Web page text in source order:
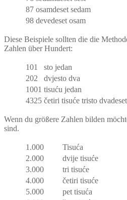
87 osamdeset sedam
98 devedeset osam
Diese Beispiele sollten die die
Zahlen über Hundert:
101
sto jedan
202
dvjesto dva
1001 tisuću jedan
4325 četiri tisuće tristo
Wenn du größere Zahlen bilden
sind.
1.000
Tisuća
2.000
dvije tisuće
3.000
tri tisuće
4.000
četiri tisuće
5.000
pet tisuća